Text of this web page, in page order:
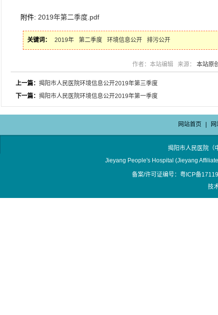
附件: 2019年第二季度.pdf
关键词： 2019年 第二季度 环境信息公开 排污公开
作者：本站编辑 来源： 本站原
上一篇：揭阳市人民医院环境信息公开2019年第三季度
下一篇：揭阳市人民医院环境信息公开2019年第一季度
网站首页
揭阳市人民医院
Jieyang People's Hospital (Jieyang
备案/许可证编号：粤ICP备
技